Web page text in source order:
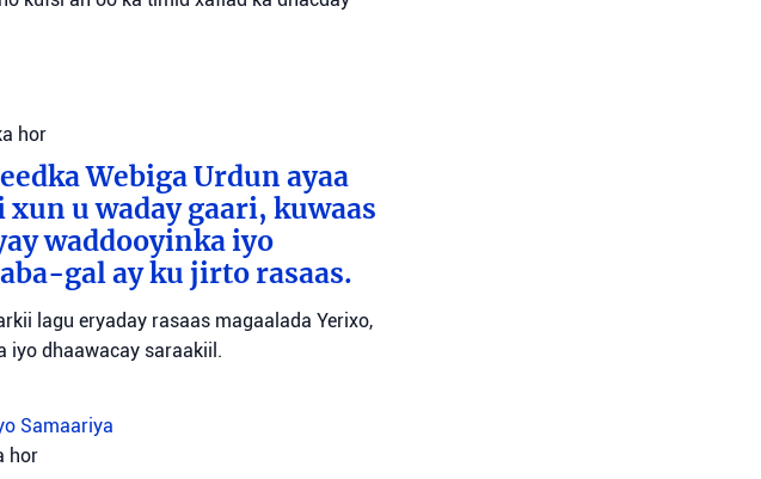
hor
Webiga Urdun ayaa
xun u waday gaari, kuwaas
waddooyinka iyo
gal ay ku jirto rasaas.
lagu eryaday rasaas magaalada Yerixo,
iyo dhaawacay saraakiil.
Samaariya
hor